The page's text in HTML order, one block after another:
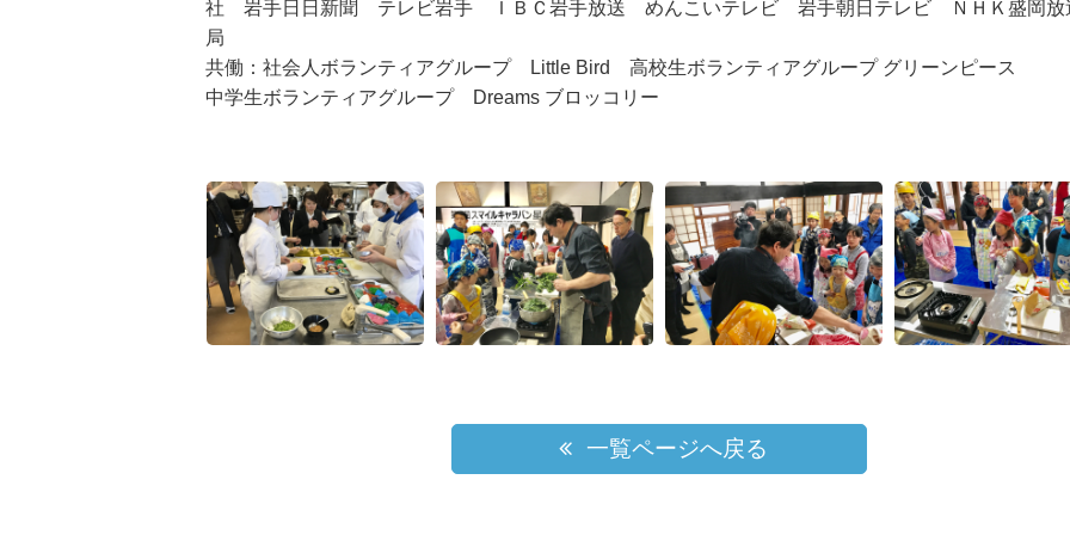
社 岩手日日新聞 テレビ岩手 ＩＢＣ岩手放送 めんこいテレビ 岩手朝日テレビ ＮＨＫ盛岡放
局
共働：社会人ボランティアグループ Little Bird 高校生ボランティアグループ グリーンピース
中学生ボランティアグループ Dreams ブロッコリー
一覧ページへ戻る